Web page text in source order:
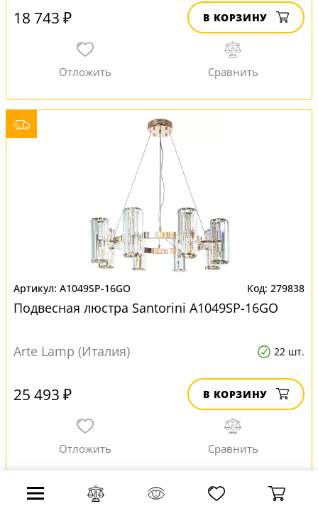
18 743 ₽ В КОРЗИНУ
A1049SP-16GO 279838
Подвесная люстра Santorini A1049SP-16GO
Arte Lamp (Италия) 22 шт.
25 493 ₽ В КОРЗИНУ